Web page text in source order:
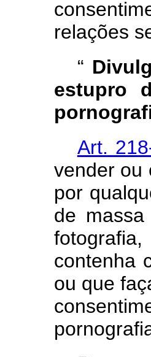
relações
“
estupro
Art.
vender ou
por
de
contenha
ou que